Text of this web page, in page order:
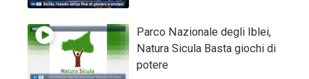
Parco Nazionale degli Iblei,
Natura Sicula Basta giochi di
potere